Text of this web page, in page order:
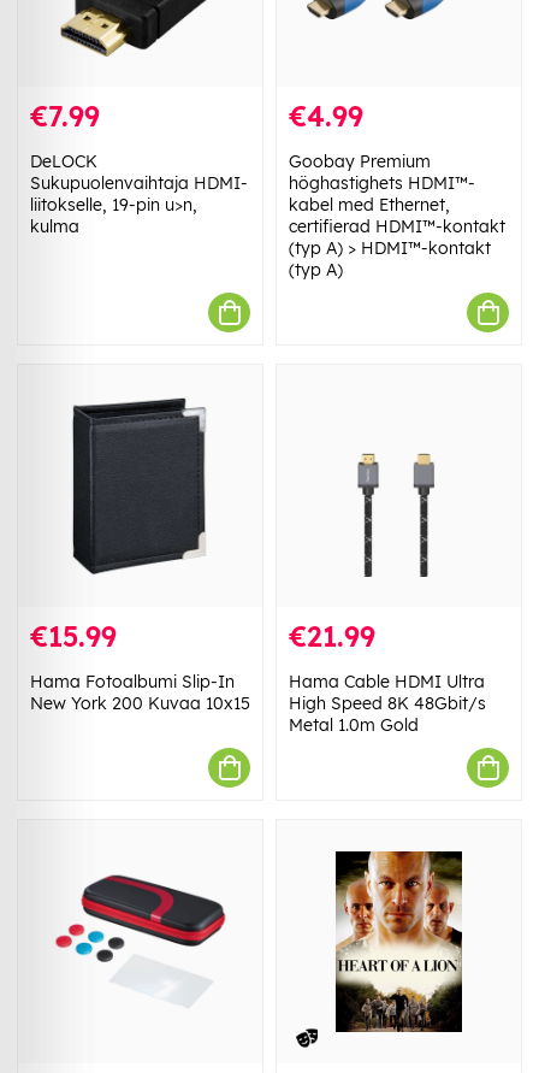
€7.99
DeLOCK
Sukupuolenvaihtaja HDMI-
liitokselle, 19-pin u>n,
kulma
€4.99
Goobay Premium
höghastighets HDMI™-
kabel med Ethernet,
certifierad HDMI™-kontakt
(typ A) > HDMI™-kontakt
(typ A)
€15.99
Hama Fotoalbumi Slip-In
New York 200 Kuvaa 10x15
€21.99
Hama Cable HDMI Ultra
High Speed 8K 48Gbit/s
Metal 1.0m Gold